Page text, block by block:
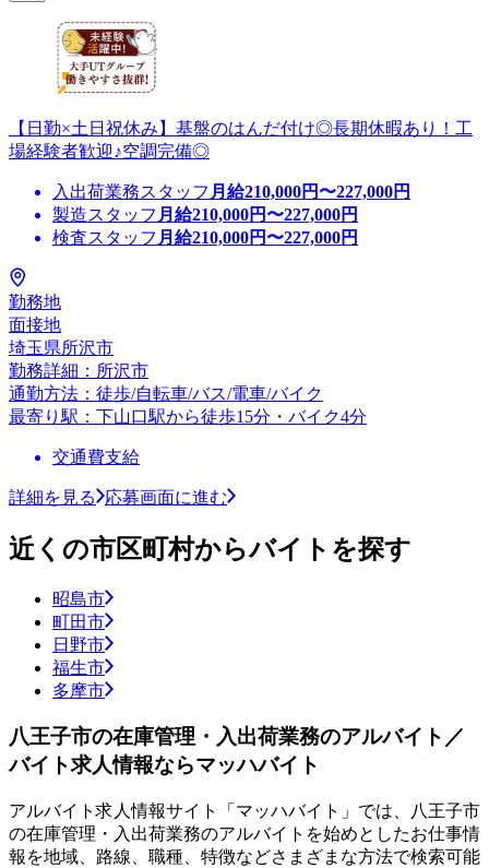
【日勤×土日祝休み】基盤のはんだ付け◎長期休暇あり！工
場経験者歓迎♪空調完備◎
入出荷業務スタッフ 月給210,000円〜227,000円
製造スタッフ 月給210,000円〜227,000円
検査スタッフ 月給210,000円〜227,000円
勤務地
面接地
埼玉県所沢市
勤務詳細：所沢市
通勤方法：徒歩/自転車/バス/電車/バイク
最寄り駅：下山口駅から徒歩15分・バイク4分
交通費支給
詳細を見る 応募画面に進む
近くの市区町村からバイトを探す
昭島市
町田市
日野市
福生市
多摩市
八王子市の在庫管理・入出荷業務のアルバイト／
バイト求人情報ならマッハバイト
アルバイト求人情報サイト「マッハバイト」では、八王子市
の在庫管理・入出荷業務のアルバイトを始めとしたお仕事情
報を地域、路線、職種、特徴などさまざまな方法で検索可能